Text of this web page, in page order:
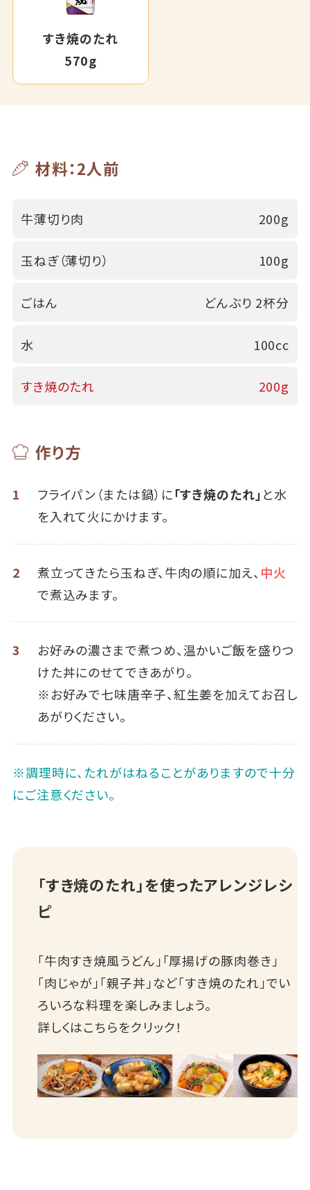
すき焼のたれ
570g
材料：2人前
牛薄切り肉 200g
玉ねぎ（薄切り） 100g
ごはん どんぶり 2杯分
水 100cc
すき焼のたれ 200g
作り方
1 フライパン（または鍋）に「すき焼のたれ」と水
を入れて火にかけます。
2 煮立ってきたら玉ねぎ、牛肉の順に加え、 中火
で煮込みます。
3
お好みの濃さまで煮つめ、温かいご飯を盛りつ
けた丼にのせてできあがり。
※お好みで七味唐辛子、紅生姜を加えてお召し
あがりください。
※調理時に、たれがはねることがありますので十分
にご注意ください。
「すき焼のたれ」を使ったアレンジレシ
ピ
「牛肉すき焼風うどん」「厚揚げの豚肉巻き」
「肉じゃが」「親子丼」など「すき焼のたれ」でい
ろいろな料理を楽しみましょう。
詳しくはこちらをクリック！